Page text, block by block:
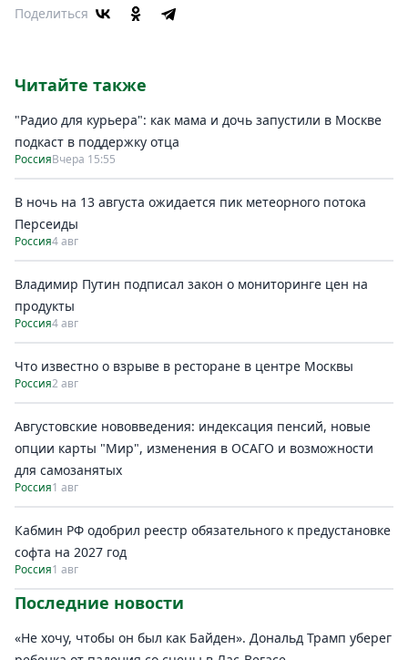
Поделиться
Читайте также
"Радио для курьера": как мама и дочь запустили в Москве
подкаст в поддержку отца
РоссияВчера 15:55
В ночь на 13 августа ожидается пик метеорного потока
Персеиды
Россия4 авг
Владимир Путин подписал закон о мониторинге цен на
продукты
Россия4 авг
Что известно о взрыве в ресторане в центре Москвы
Россия2 авг
Августовские нововведения: индексация пенсий, новые
опции карты "Мир", изменения в ОСАГО и возможности
для самозанятых
Россия1 авг
Кабмин РФ одобрил реестр обязательного к предустановке
софта на 2027 год
Россия1 авг
Последние новости
«Не хочу, чтобы он был как Байден». Дональд Трамп уберег